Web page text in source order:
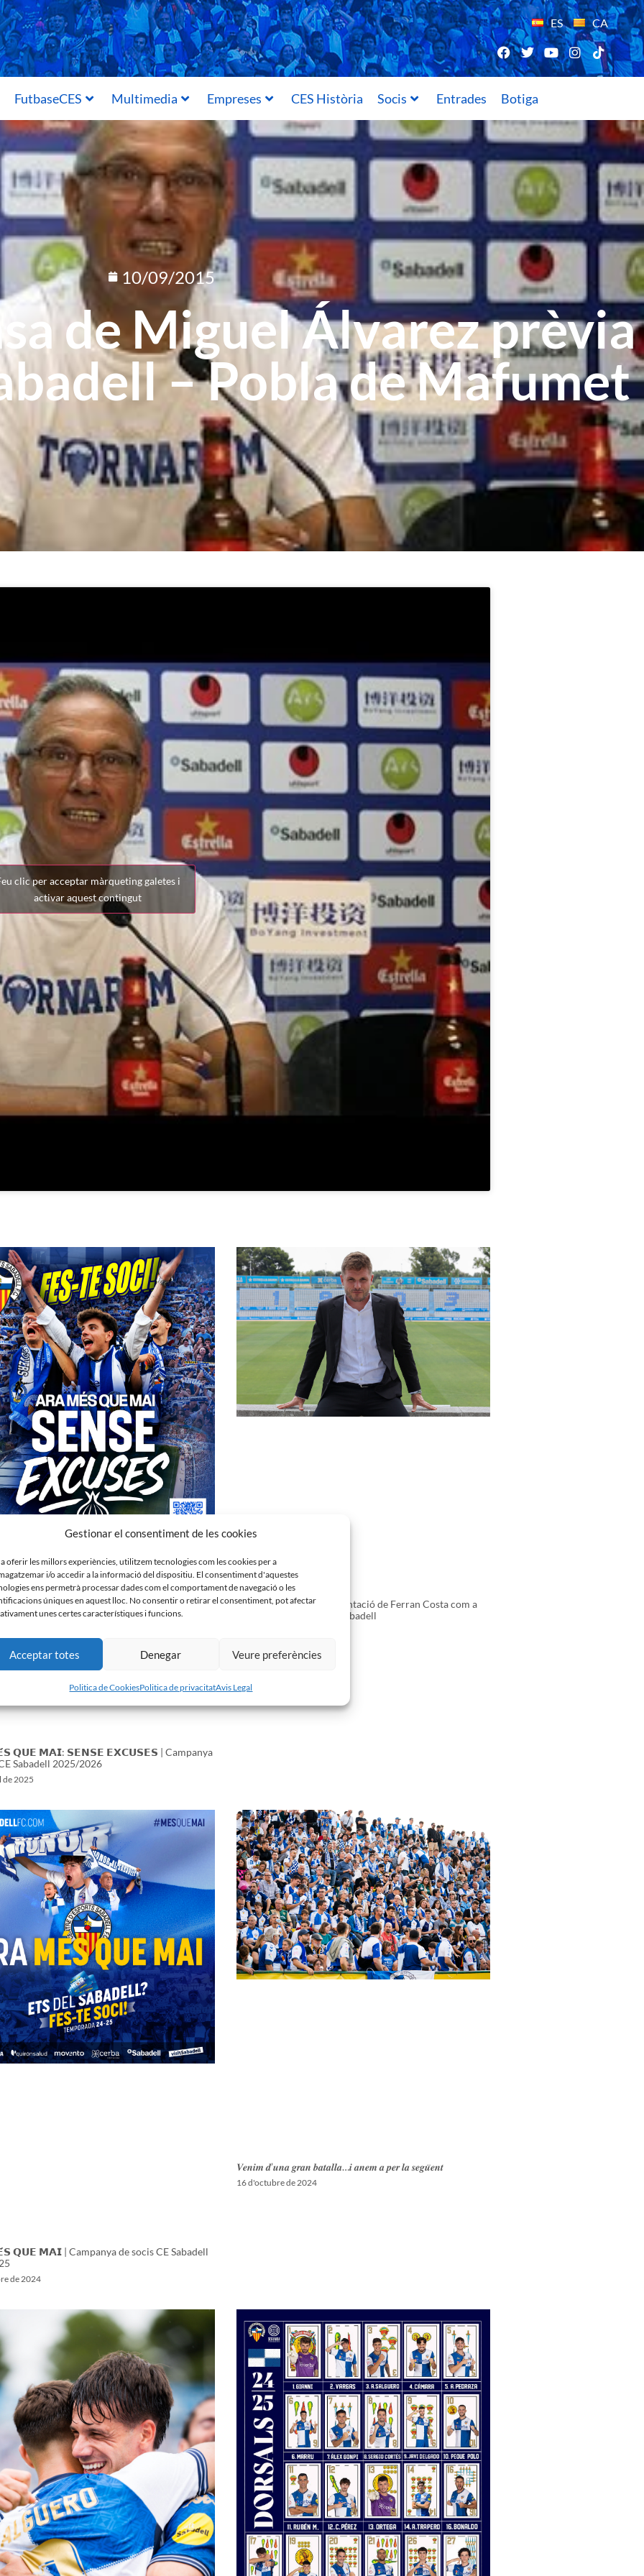
Gestionar el consentiment de les cookies
oferir les millors experiències, utilitzem tecnologies com les cookies per a
i/o accedir a la informació del dispositiu. El consentiment d'aquestes
ens permetrà processar dades com el comportament de navegació o les
úniques en aquest lloc. No consentir o retirar el consentiment, pot afectar
unes certes característiques i funcions.
Acceptar totes Denegar Veure preferències
Politica de CookiesPolitica de privacitatAvis Legal
ES CA
FutbaseCES Multimedia Empreses CES Història Socis Entrades Botiga
10/09/2015
de Miguel Álvarez prèvia
– Pobla de Mafumet
clic per acceptar màrqueting galetes i
activar aquest contingut
𝗤𝗨𝗘 𝗠𝗔𝗜: 𝗦𝗘𝗡𝗦𝗘 𝗘𝗫𝗖𝗨𝗦𝗘𝗦 | Campanya
Sabadell 2025/2026
de 2025
Roda de premsa de presentació de Ferran Costa com a
nou entrenador del CE Sabadell
𝗠𝗔𝗜 | Campanya de socis CE Sabadell
de 2024
𝑽𝒆𝒏𝒊𝒎 𝒅’𝒖𝒏𝒂 𝒈𝒓𝒂𝒏 𝒃𝒂𝒕𝒂𝒍𝒍𝒂…𝒊 𝒂𝒏𝒆𝒎 𝒂 𝒑𝒆𝒓 𝒍𝒂 𝒔𝒆𝒈𝒖̈𝒆𝒏𝒕
16 d'octubre de 2024